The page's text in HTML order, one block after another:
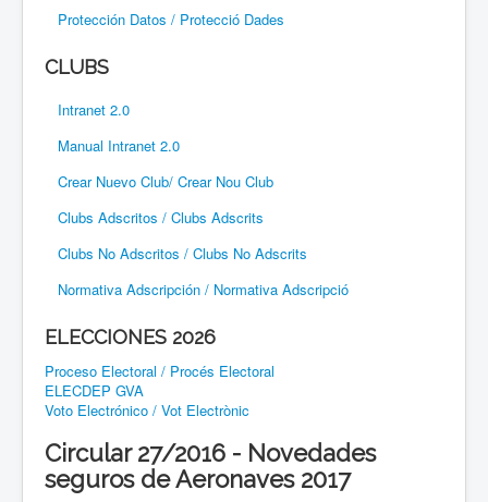
Protección Datos / Protecció Dades
CLUBS
Intranet 2.0
Manual Intranet 2.0
Crear Nuevo Club/ Crear Nou Club
Clubs Adscritos / Clubs Adscrits
Clubs No Adscritos / Clubs No Adscrits
Normativa Adscripción / Normativa Adscripció
ELECCIONES 2026
Proceso Electoral / Procés Electoral
ELECDEP GVA
Voto Electrónico / Vot Electrònic
Circular 27/2016 - Novedades
seguros de Aeronaves 2017